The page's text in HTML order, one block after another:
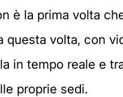
è la prima volta
questa volta, con
in tempo reale e
proprie sedi.